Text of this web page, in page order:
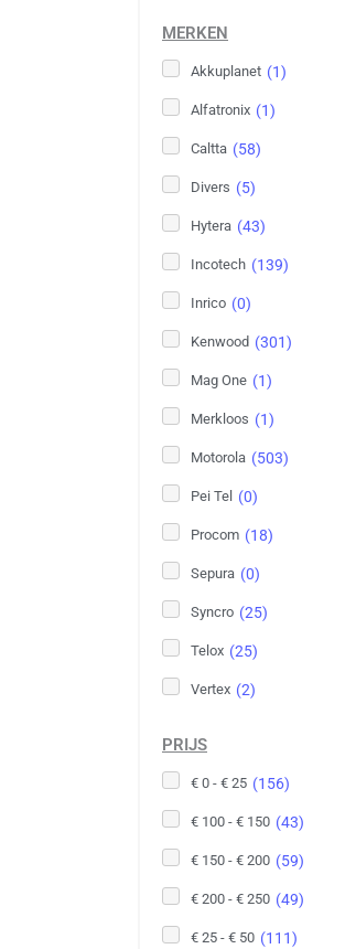
MERKEN
Akkuplanet (1)
Alfatronix (1)
Caltta (58)
Divers (5)
Hytera (43)
Incotech (139)
Inrico (0)
Kenwood (301)
Mag One (1)
Merkloos (1)
Motorola (503)
Pei Tel (0)
Procom (18)
Sepura (0)
Syncro (25)
Telox (25)
Vertex (2)
PRIJS
€ 0 - € 25 (156)
€ 100 - € 150 (43)
€ 150 - € 200 (59)
€ 200 - € 250 (49)
€ 25 - € 50 (111)